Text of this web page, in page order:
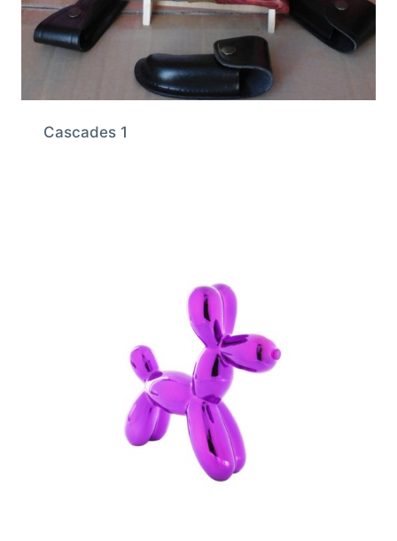
Cascades 1